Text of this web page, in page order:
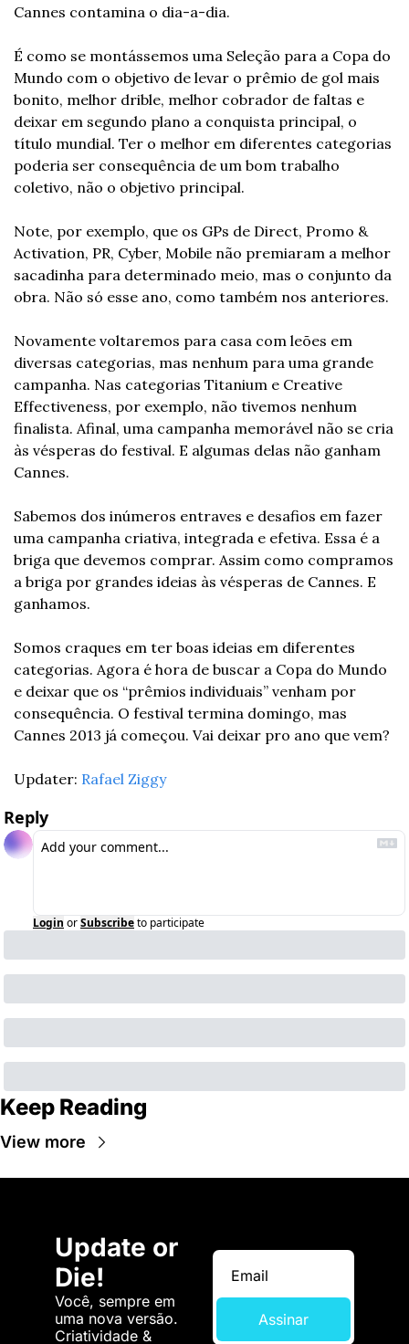
Cannes contamina o dia-a-dia.
É como se montássemos uma Seleção para a Copa do
Mundo com o objetivo de levar o prêmio de gol mais
bonito, melhor drible, melhor cobrador de faltas e
deixar em segundo plano a conquista principal, o
título mundial. Ter o melhor em diferentes categorias
poderia ser consequência de um bom trabalho
coletivo, não o objetivo principal.
Note, por exemplo, que os GPs de Direct, Promo &
Activation, PR, Cyber, Mobile não premiaram a melhor
sacadinha para determinado meio, mas o conjunto da
obra. Não só esse ano, como também nos anteriores.
Novamente voltaremos para casa com leões em
diversas categorias, mas nenhum para uma grande
campanha. Nas categorias Titanium e Creative
Effectiveness, por exemplo, não tivemos nenhum
finalista. Afinal, uma campanha memorável não se cria
às vésperas do festival. E algumas delas não ganham
Cannes.
Sabemos dos inúmeros entraves e desafios em fazer
uma campanha criativa, integrada e efetiva. Essa é a
briga que devemos comprar. Assim como compramos
a briga por grandes ideias às vésperas de Cannes. E
ganhamos.
Somos craques em ter boas ideias em diferentes
categorias. Agora é hora de buscar a Copa do Mundo
e deixar que os “prêmios individuais” venham por
consequência. O festival termina domingo, mas
Cannes 2013 já começou. Vai deixar pro ano que vem?
Updater: Rafael Ziggy
Reply
Login orSubscribeto participate
Keep Reading
View more
Update or
Die!
Você, sempre em
uma nova versão.
Criatividade &
Assinar